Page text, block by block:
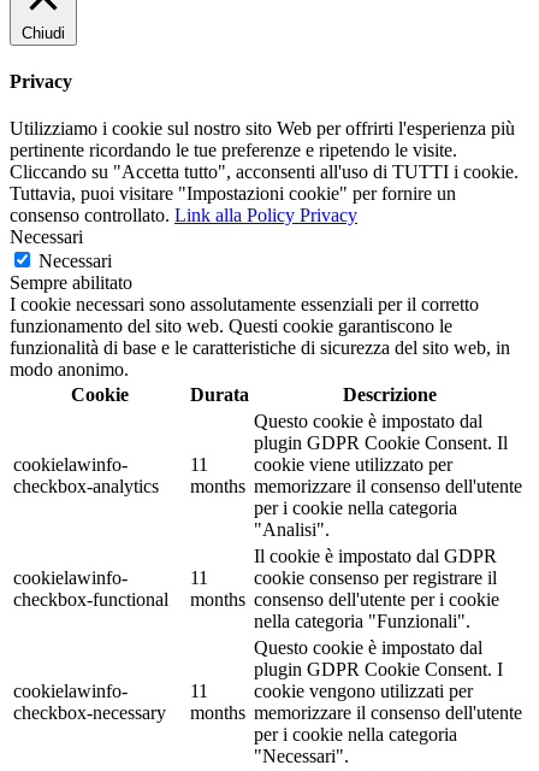
Chiudi
Privacy
Utilizziamo i cookie sul nostro sito Web per offrirti l'esperienza più
pertinente ricordando le tue preferenze e ripetendo le visite.
Cliccando su "Accetta tutto", acconsenti all'uso di TUTTI i cookie.
Tuttavia, puoi visitare "Impostazioni cookie" per fornire un
consenso controllato. Link alla Policy Privacy
Necessari
Necessari
Sempre abilitato
I cookie necessari sono assolutamente essenziali per il corretto
funzionamento del sito web. Questi cookie garantiscono le
funzionalità di base e le caratteristiche di sicurezza del sito web, in
modo anonimo.
Cookie
Durata Descrizione
cookielawinfo-
checkbox-analytics
11
months
Questo cookie è impostato dal
plugin GDPR Cookie Consent. Il
cookie viene utilizzato per
memorizzare il consenso dell'utente
per i cookie nella categoria
"Analisi".
cookielawinfo-
checkbox-functional
11
months
Il cookie è impostato dal GDPR
cookie consenso per registrare il
consenso dell'utente per i cookie
nella categoria "Funzionali".
cookielawinfo-
checkbox-necessary
11
months
Questo cookie è impostato dal
plugin GDPR Cookie Consent. I
cookie vengono utilizzati per
memorizzare il consenso dell'utente
per i cookie nella categoria
"Necessari".